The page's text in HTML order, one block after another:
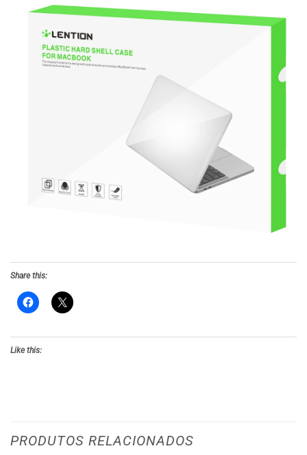
Share this:
Like this:
PRODUTOS RELACIONADOS